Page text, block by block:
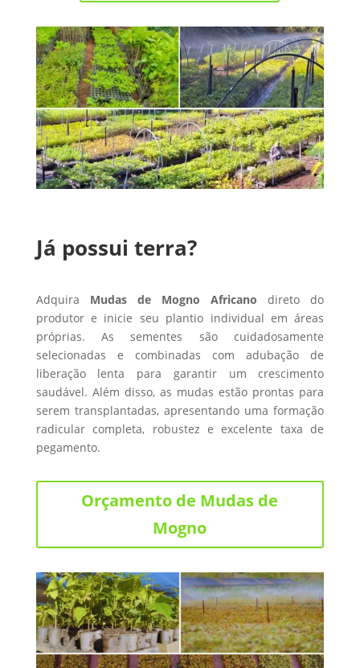
Já possui terra?
Adquira Mudas de Mogno Africano direto do
produtor e inicie seu plantio individual em áreas
próprias. As sementes são cuidadosamente
selecionadas e combinadas com adubação de
liberação lenta para garantir um crescimento
saudável. Além disso, as mudas estão prontas para
serem transplantadas, apresentando uma formação
radicular completa, robustez e excelente taxa de
pegamento.
Orçamento de Mudas de
Mogno